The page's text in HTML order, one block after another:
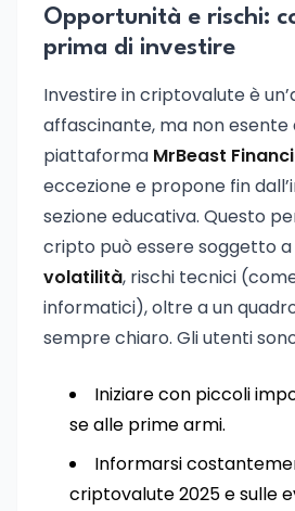
Opportunità e rischi:
prima di investire
Investire in criptovalute è
affascinante, ma non esente
piattaforma MrBeast
eccezione e propone fin
sezione educativa. Questo
cripto può essere soggetto a
volatilità, rischi tecnici
informatici), oltre a un
sempre chiaro. Gli utenti
Iniziare con piccoli
se alle prime armi.
Informarsi
criptovalute 2025 e sulle